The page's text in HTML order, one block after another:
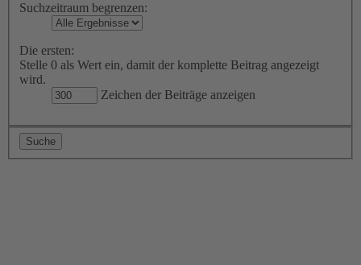
Suchzeitraum begrenzen:
Die ersten:
Stelle 0 als Wert ein, damit der komplette Beitrag angezeigt
wird.
Zeichen der Beiträge anzeigen